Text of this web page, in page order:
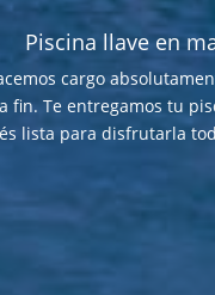
Piscina llave en
cargo
fin. Te entregamos tu
lista para disfrutarla